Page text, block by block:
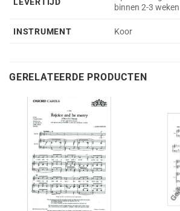
binnen 2-3 weken
INSTRUMENT Koor
GERELATEERDE PRODUCTEN